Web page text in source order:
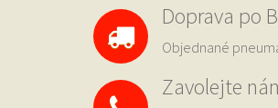
Doprava po
Objednané
Zavolejte